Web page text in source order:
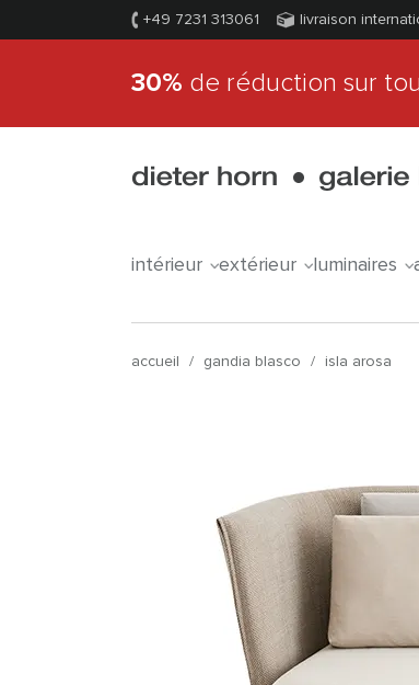
+49 7231 313061 livraison
30% de réduction sur
intérieur extérieur luminaires
accueil / gandia blasco / isla arosa